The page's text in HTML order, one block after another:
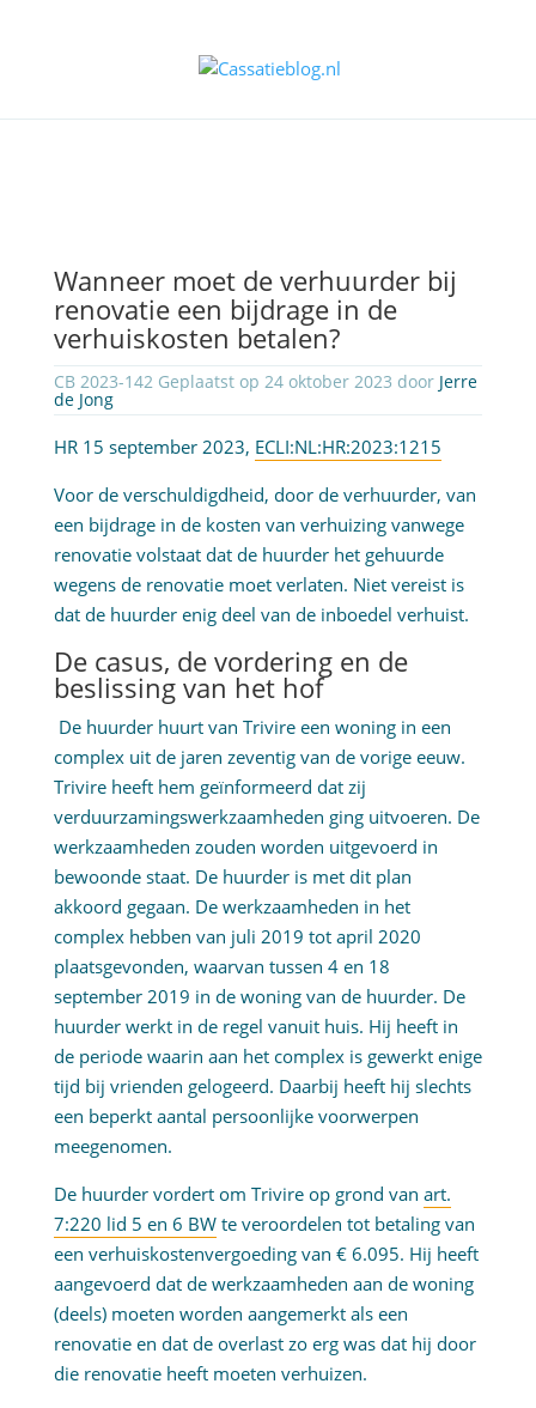
Wanneer moet de verhuurder bij
renovatie een bijdrage in de
verhuiskosten betalen?
CB 2023-142 Geplaatst op 24 oktober 2023 door Jerre
de Jong
HR 15 september 2023, ECLI:NL:HR:2023:1215
Voor de verschuldigdheid, door de verhuurder, van
een bijdrage in de kosten van verhuizing vanwege
renovatie volstaat dat de huurder het gehuurde
wegens de renovatie moet verlaten. Niet vereist is
dat de huurder enig deel van de inboedel verhuist.
De casus, de vordering en de
beslissing van het hof
De huurder huurt van Trivire een woning in een
complex uit de jaren zeventig van de vorige eeuw.
Trivire heeft hem geïnformeerd dat zij
verduurzamingswerkzaamheden ging uitvoeren. De
werkzaamheden zouden worden uitgevoerd in
bewoonde staat. De huurder is met dit plan
akkoord gegaan. De werkzaamheden in het
complex hebben van juli 2019 tot april 2020
plaatsgevonden, waarvan tussen 4 en 18
september 2019 in de woning van de huurder. De
huurder werkt in de regel vanuit huis. Hij heeft in
de periode waarin aan het complex is gewerkt enige
tijd bij vrienden gelogeerd. Daarbij heeft hij slechts
een beperkt aantal persoonlijke voorwerpen
meegenomen.
De huurder vordert om Trivire op grond van art.
7:220 lid 5 en 6 BWte veroordelen tot betaling van
een verhuiskostenvergoeding van € 6.095. Hij heeft
aangevoerd dat de werkzaamheden aan de woning
(deels) moeten worden aangemerkt als een
renovatie en dat de overlast zo erg was dat hij door
die renovatie heeft moeten verhuizen.